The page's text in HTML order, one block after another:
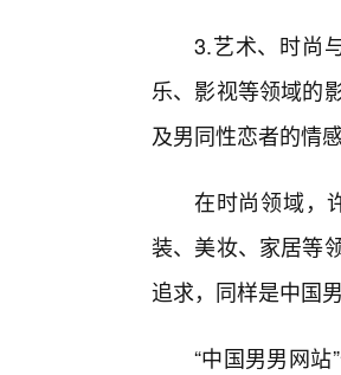
3.艺术、时尚
乐、影视等领域的
及男同性恋者的情
在时尚领域，
装、美妆、家居等
追求，同样是中国
“中国男男网